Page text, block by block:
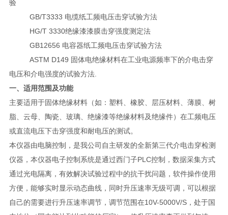
验
GB/T3333 电缆纸工频电压击穿试验方法
HG/T 3330绝缘漆漆膜击穿强度测定法
GB12656 电容器纸工频电压击穿试验方法
ASTM D149 固体电绝缘材料在工业电源频率下的介电击穿
电压和介电强度的试验方法.
一、适用范围及功能
主要适用于固体绝缘材料（如：塑料、橡胶、层压材料、薄膜、树
脂、云母、陶瓷、玻璃、绝缘漆等绝缘材料及绝缘件）在工频电压
或直流电压下击穿强度和耐电压的测试。
本仪器由电脑控制，是我公司自主研发的全新第三代介电击穿检测
仪器，本仪器电子控制系统是通过西门子PLC控制，数据采集方式
通过光电隔离，有效解决试验过程中的抗干扰问题，软件操作使用
方便，能够实时显示动态曲线，同时升压速率无级可调，可以根据
自己的需要进行升压速率调节，调节范围在10V-5000V/S，处于国